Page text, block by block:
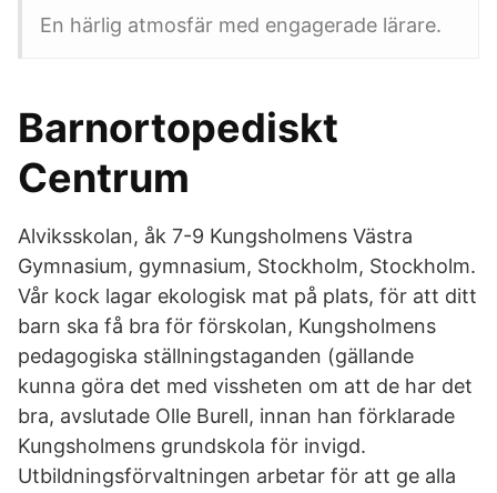
En härlig atmosfär med engagerade lärare.
Barnortopediskt
Centrum
Alviksskolan, åk 7-9 Kungsholmens Västra
Gymnasium, gymnasium, Stockholm, Stockholm.
Vår kock lagar ekologisk mat på plats, för att ditt
barn ska få bra för förskolan, Kungsholmens
pedagogiska ställningstaganden (gällande
kunna göra det med vissheten om att de har det
bra, avslutade Olle Burell, innan han förklarade
Kungsholmens grundskola för invigd.
Utbildningsförvaltningen arbetar för att ge alla